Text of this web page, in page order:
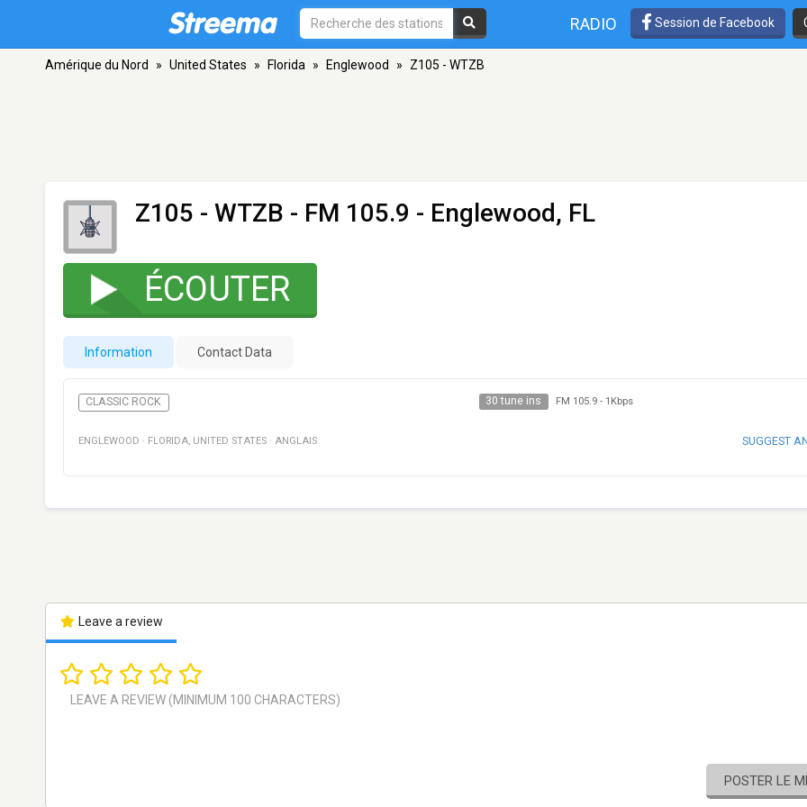
RADIO Session de Facebook
Amérique du Nord » United States » Florida » Englewood » Z105 - WTZB
Z105 - WTZB - FM 105.9 - Englewood, FL
ÉCOUTER
Information Contact Data
CLASSIC ROCK 30 tune ins FM 105.9- 1Kbps
ENGLEWOOD · FLORIDA, UNITED STATES · ANGLAIS SUGGEST
Leave a review
POSTER LE